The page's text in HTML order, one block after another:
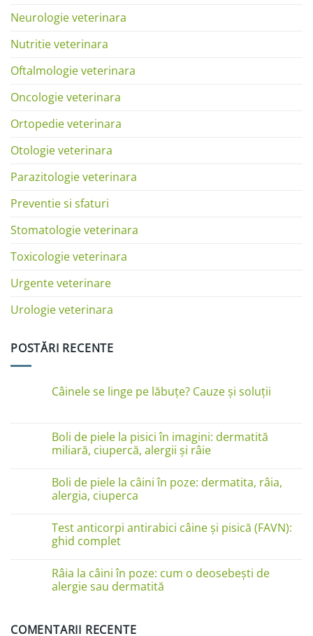
Neurologie veterinara
Nutritie veterinara
Oftalmologie veterinara
Oncologie veterinara
Ortopedie veterinara
Otologie veterinara
Parazitologie veterinara
Preventie si sfaturi
Stomatologie veterinara
Toxicologie veterinara
Urgente veterinare
Urologie veterinara
POSTĂRI RECENTE
Câinele se linge pe lăbuțe? Cauze și soluții
Câinele
se
linge
Cauze
și
soluții
Boli de piele la pisici în imagini: dermatită
miliară, ciupercă, alergii și râie
la
Boli
de
pisici
în
imagini:
ciupercă,
alergii
și
Boli de piele la câini în poze: dermatita, râia,
alergia, ciuperca
Boli
de
câini
în
poze:
ciuperca
Test anticorpi antirabici câine și pisică (FAVN):
ghid complet
la
Test
anticorpi
pisică
Râia la câini în poze: cum o deosebești de
alergie sau dermatită
Râia
COMENTARII RECENTE